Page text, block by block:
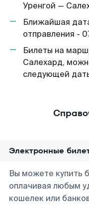
Уренгой —
Ближайшая
отправления -
Билеты на
Салехард,
следующей
Электронные
Вы можете купить
оплачивая любым
кошелек или